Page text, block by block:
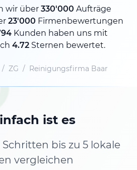
wir über 330'000 Aufträge
23'000 Firmenbewertungen
Kunden haben uns mit
4.72 Sternen bewertet.
/ ZG / Reinigungsfirma Baar
ist es
bis zu 5 lokale
vergleichen